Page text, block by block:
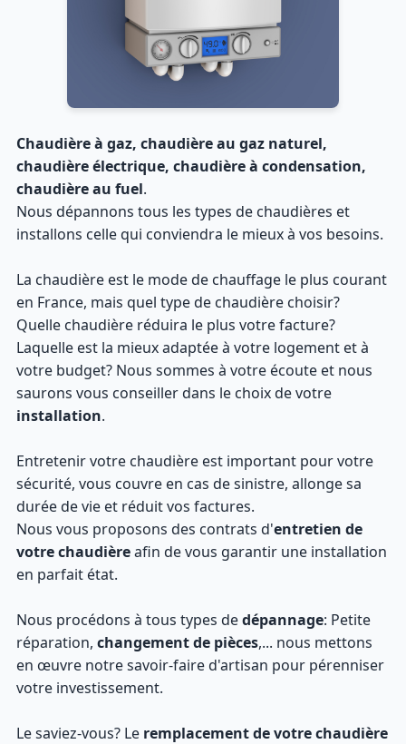
Chaudière à gaz, chaudière au gaz naturel,
chaudière électrique, chaudière à condensation,
chaudière au fuel.
Nous dépannons tous les types de chaudières et
installons celle qui conviendra le mieux à vos besoins.
La chaudière est le mode de chauffage le plus courant
en France, mais quel type de chaudière choisir?
Quelle chaudière réduira le plus votre facture?
Laquelle est la mieux adaptée à votre logement et à
votre budget? Nous sommes à votre écoute et nous
saurons vous conseiller dans le choix de votre
installation.
Entretenir votre chaudière est important pour votre
sécurité, vous couvre en cas de sinistre, allonge sa
durée de vie et réduit vos factures.
Nous vous proposons des contrats d'entretien de
votre chaudièreafin de vous garantir une installation
en parfait état.
Nous procédons à tous types dedépannage: Petite
réparation, changement de pièces,... nous mettons
en œuvre notre savoir-faire d'artisan pour pérenniser
votre investissement.
Le saviez-vous? Le remplacement de votre chaudière